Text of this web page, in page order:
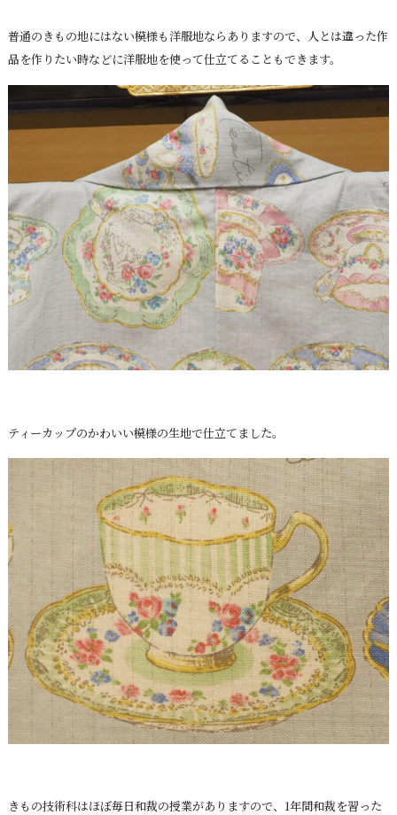
普通のきもの地にはない模様も洋服地ならありますので、人とは違った作
品を作りたい時などに洋服地を使って仕立てることもできます。
ティーカップのかわいい模様の生地で仕立てました。
きもの技術科はほぼ毎日和裁の授業がありますので、1年間和裁を習った